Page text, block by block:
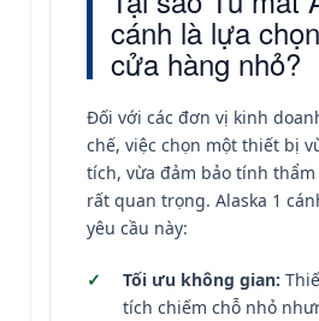
cánh là lựa
cửa hàng nhỏ?
Đối với các đơn vị kinh
chế, việc chọn một thiết bị
tích, vừa đảm bảo tính
rất quan trọng. Alaska 1
yêu cầu này:
Tối ưu không gian:
tích chiếm chỗ nhỏ